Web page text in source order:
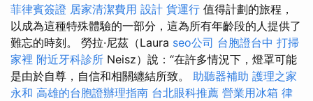
菲律賓簽證 居家清潔費用 設計 貨運行 值得計劃的旅程，
以成為這種特殊體驗的一部分，這為所有年齡段的人提供了
難忘的時刻。 勞拉·尼茲（Laura seo公司 台胞證台中 打掃
家裡 附近牙科診所 Neisz）說：“在許多情況下，燈罩可能
是由於自尊，自信和相關纏結所致。 助聽器補助 護理之家
永和 高雄的台胞證辦理指南 台北眼科推薦 營業用冰箱 律